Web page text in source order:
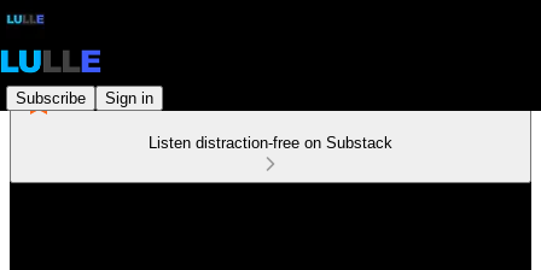
Subscribe Sign in
Listen distraction-free on Substack